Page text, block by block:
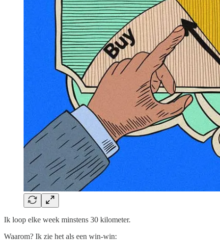
Ik loop elke week minstens 30 kilometer.
Waarom? Ik zie het als een win-win: